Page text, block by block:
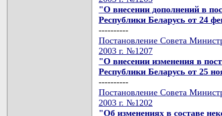
"О внесении дополнений в
Республики Беларусь от 24
----------
Постановление Совета
2003 г. №1207
"О внесении изменения в
Республики Беларусь от 25
----------
Постановление Совета
2003 г. №1202
"Об изменениях в составе